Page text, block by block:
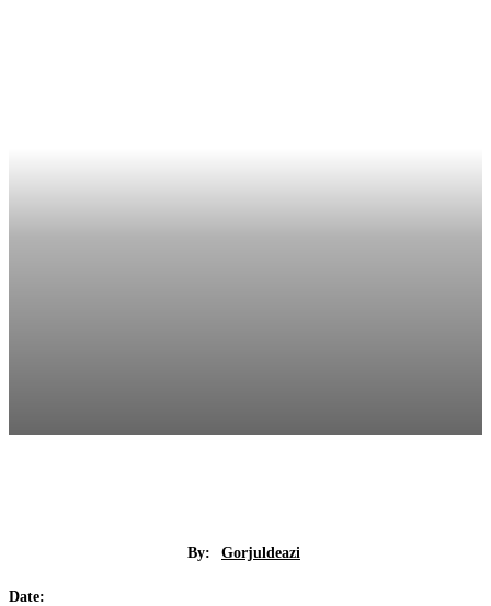
By: Gorjuldeazi
Date: